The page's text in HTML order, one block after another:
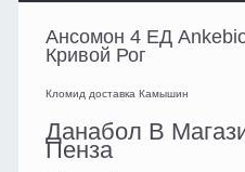
Ансомон 4 ЕД
Кривой Рог
Кломид доставка Камышин
Данабол В
Пенза